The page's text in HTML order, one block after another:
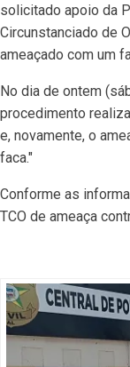
solicitado apoio da
Circunstanciado de
ameaçado com um
No dia de ontem
procedimento
e, novamente, o
faca."
Conforme as
TCO de ameaça